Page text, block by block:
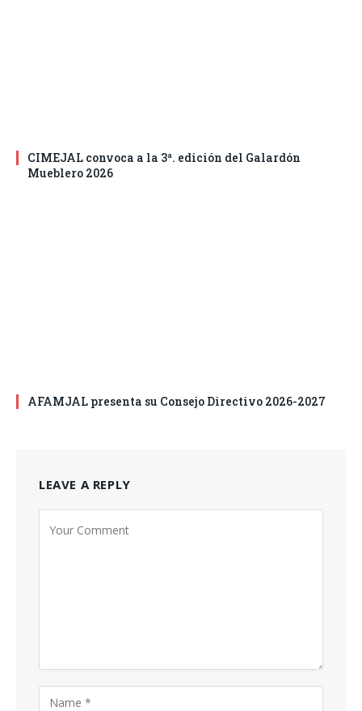
CIMEJAL convoca a la 3ª. edición del Galardón
Mueblero 2026
AFAMJAL presenta su Consejo Directivo 2026-2027
LEAVE A REPLY